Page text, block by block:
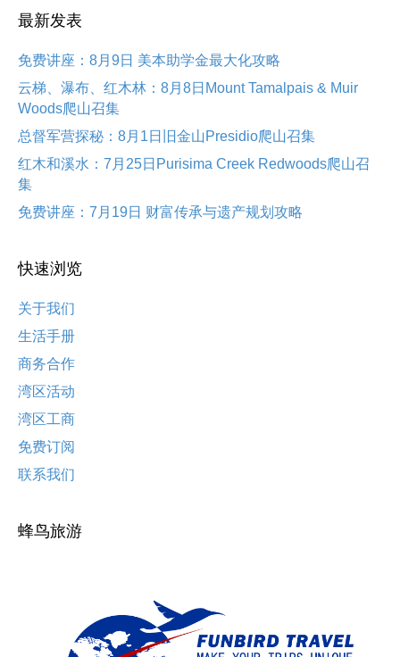
最新发表
免费讲座：8月9日 美本助学金最大化攻略
云梯、瀑布、红木林：8月8日Mount Tamalpais & Muir
Woods爬山召集
总督军营探秘：8月1日旧金山Presidio爬山召集
红木和溪水：7月25日Purisima Creek Redwoods爬山召
集
免费讲座：7月19日 财富传承与遗产规划攻略
快速浏览
关于我们
生活手册
商务合作
湾区活动
湾区工商
免费订阅
联系我们
蜂鸟旅游